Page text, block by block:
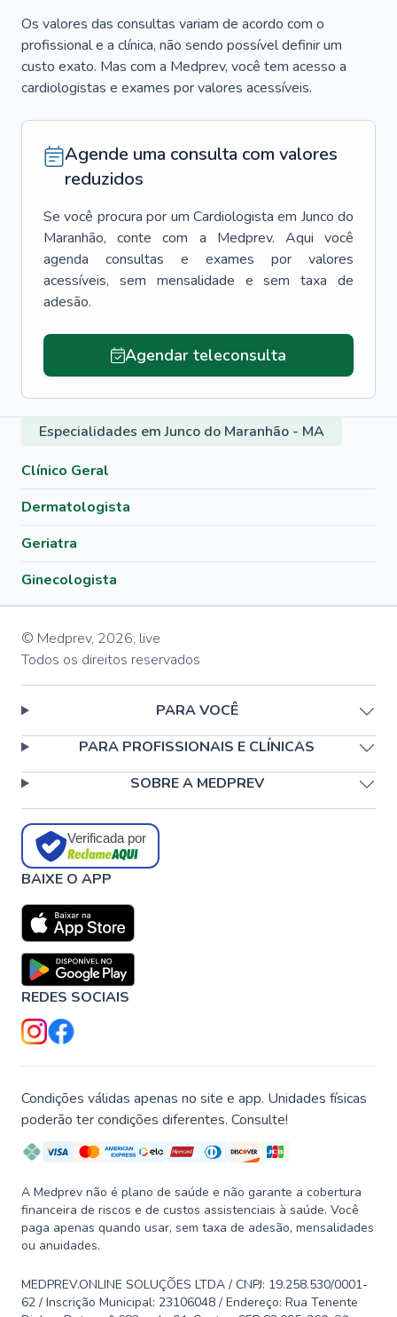
Os valores das consultas variam de acordo com o
profissional e a clínica, não sendo possível definir um
custo exato. Mas com a Medprev, você tem acesso a
cardiologistas e exames por valores acessíveis.
Agende uma consulta com valores
reduzidos
Se você procura por um Cardiologista em Junco do
Maranhão, conte com a Medprev. Aqui você
agenda consultas e exames por valores
acessíveis, sem mensalidade e sem taxa de
adesão.
Agendar teleconsulta
Especialidades em Junco do Maranhão - MA
Clínico Geral
Dermatologista
Geriatra
Ginecologista
© Medprev, 2026, live
Todos os direitos reservados
PARA VOCÊ
PARA PROFISSIONAIS E CLÍNICAS
SOBRE A MEDPREV
Verificada por
BAIXE O APP
REDES SOCIAIS
Condições válidas apenas no site e app. Unidades físicas
poderão ter condições diferentes. Consulte!
A Medprev não é plano de saúde e não garante a cobertura
financeira de riscos e de custos assistenciais à saúde. Você
paga apenas quando usar, sem taxa de adesão, mensalidades
ou anuidades.
MEDPREV.ONLINE SOLUÇÕES LTDA / CNPJ: 19.258.530/0001-
62 / Inscrição Municipal: 23106048 / Endereço: Rua Tenente